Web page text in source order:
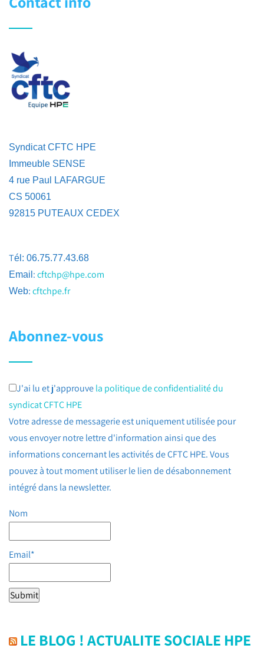
Syndicat CFTC HPE
Immeuble SENSE
4 rue Paul LAFARGUE
CS 50061
92815 PUTEAUX CEDEX
Tél: 06.75.77.43.68
Email :cftchp@hpe.com
Web:cftchpe.fr
Abonnez-vous
J'ai lu et j'approuvela politique de confidentialité du
syndicat CFTC HPE
Votre adresse de messagerie est uniquement utilisée pour
vous envoyer notre lettre d'information ainsi que des
informations concernant les activités de CFTC HPE. Vous
pouvez à tout moment utiliser le lien de désabonnement
intégré dans la newsletter.
Nom
Email*
LE BLOG ! ACTUALITE SOCIALE HPE